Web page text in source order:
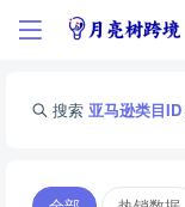
搜索 亚马逊类目ID